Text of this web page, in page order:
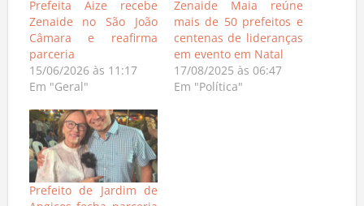
Prefeita Aize recebe
Zenaide no São João
Câmara e reafirma
parceria
15/06/2026 às 11:17
Em "Geral"
Zenaide Maia reúne
mais de 50 prefeitos e
centenas de lideranças
em evento em Natal
17/08/2025 às 06:47
Em "Política"
Prefeito de Jardim de